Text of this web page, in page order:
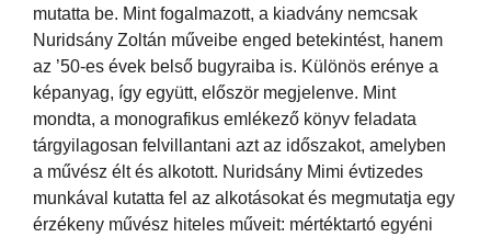
mutatta be. Mint fogalmazott, a kiadvány nemcsak
Nuridsány Zoltán műveibe enged betekintést, hanem
az ’50-es évek belső bugyraiba is. Különös erénye a
képanyag, így együtt, először megjelenve. Mint
mondta, a monografikus emlékező könyv feladata
tárgyilagosan felvillantani azt az időszakot, amelyben
a művész élt és alkotott. Nuridsány Mimi évtizedes
munkával kutatta fel az alkotásokat és megmutatja egy
érzékeny művész hiteles műveit: mértéktartó egyéni